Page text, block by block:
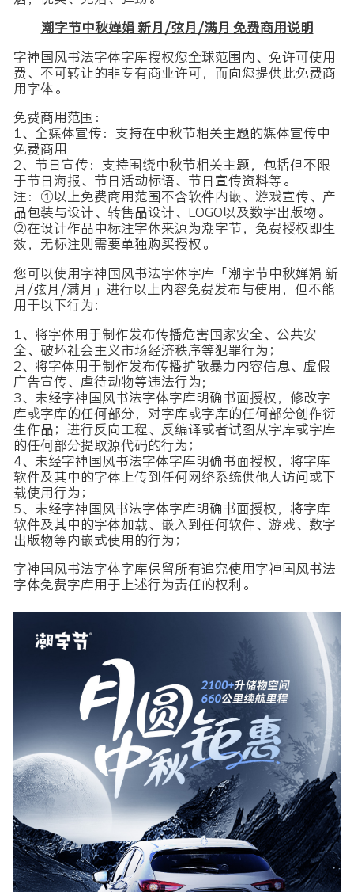
潮字节中秋婵娟 新月/弦月/满月 免费商用说明
字神国风书法字体字库授权您全球范围内、免许可使用
费、不可转让的非专有商业许可，而向您提供此免费商
用字体。
免费商用范围：
1、全媒体宣传：支持在中秋节相关主题的媒体宣传中
免费商用
2、节日宣传：支持围绕中秋节相关主题，包括但不限
于节日海报、节日活动标语、节日宣传资料等。
注：①以上免费商用范围不含软件内嵌、游戏宣传、产
品包装与设计、转售品设计、LOGO以及数字出版物。
②在设计作品中标注字体来源为潮字节，免费授权即生
效，无标注则需要单独购买授权。
您可以使用字神国风书法字体字库「潮字节中秋婵娟 新
月/弦月/满月」进行以上内容免费发布与使用，但不能
用于以下行为:
1、将字体用于制作发布传播危害国家安全、公共安
全、破坏社会主义市场经济秩序等犯罪行为；
2、将字体用于制作发布传播扩散暴力内容信息、虚假
广告宣传、虐待动物等违法行为;
3、未经字神国风书法字体字库明确书面授权，修改字
库或字库的任何部分，对字库或字库的任何部分创作衍
生作品；进行反向工程、反编译或者试图从字库或字库
的任何部分提取源代码的行为；
4、未经字神国风书法字体字库明确书面授权，将字库
软件及其中的字体上传到任何网络系统供他人访问或下
载使用行为；
5、未经字神国风书法字体字库明确书面授权，将字库
软件及其中的字体加载、嵌入到任何软件、游戏、数字
出版物等内嵌式使用的行为；
字神国风书法字体字库保留所有追究使用字神国风书法
字体免费字库用于上述行为责任的权利。